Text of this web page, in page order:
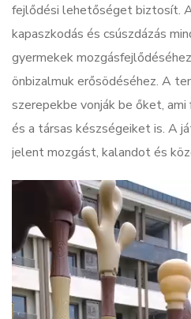
fejlődési lehetőséget biztosít.
kapaszkodás és csúszdázás
gyermekek
önbizalmuk erősödéséhez. A
szerepekbe vonják be őket,
és a társas készségeiket is. A
jelent mozgást, kalandot és
Videólejátszó